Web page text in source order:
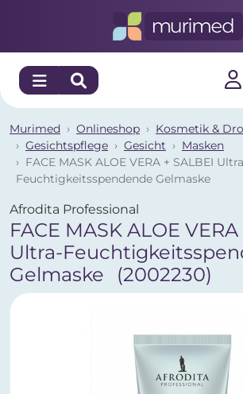
Murimed Onlineshop
Kosmetik &
Gesichtspflege
Gesicht
Masken
FACE MASK ALOE VERA + SALBEI
Feuchtigkeitsspendende Gelmaske
Afrodita Professional
FACE MASK ALOE
Ultra-
Gelmaske
(2002230)